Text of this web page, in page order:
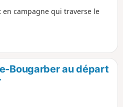
campagne qui traverse le
Bougarber au départ